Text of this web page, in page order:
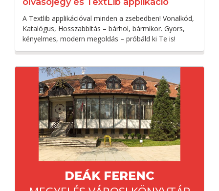
A Textlib applikációval minden a zsebedben! Vonalkód,
Katalógus, Hosszabbítás – bárhol, bármikor. Gyors,
kényelmes, modern megoldás – próbáld ki Te is!
DEÁK FERENC